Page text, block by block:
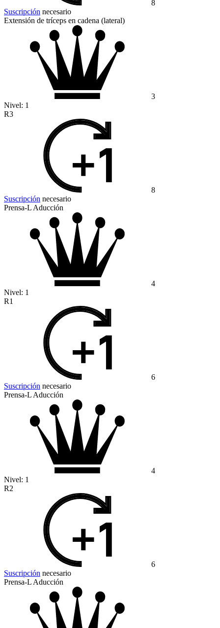
8
Suscripción necesario
Extensión de tríceps en cadena (lateral)
3
Nivel: 1
R3
8
Suscripción necesario
Prensa-L Aducción
4
Nivel: 1
R1
6
Suscripción necesario
Prensa-L Aducción
4
Nivel: 1
R2
6
Suscripción necesario
Prensa-L Aducción